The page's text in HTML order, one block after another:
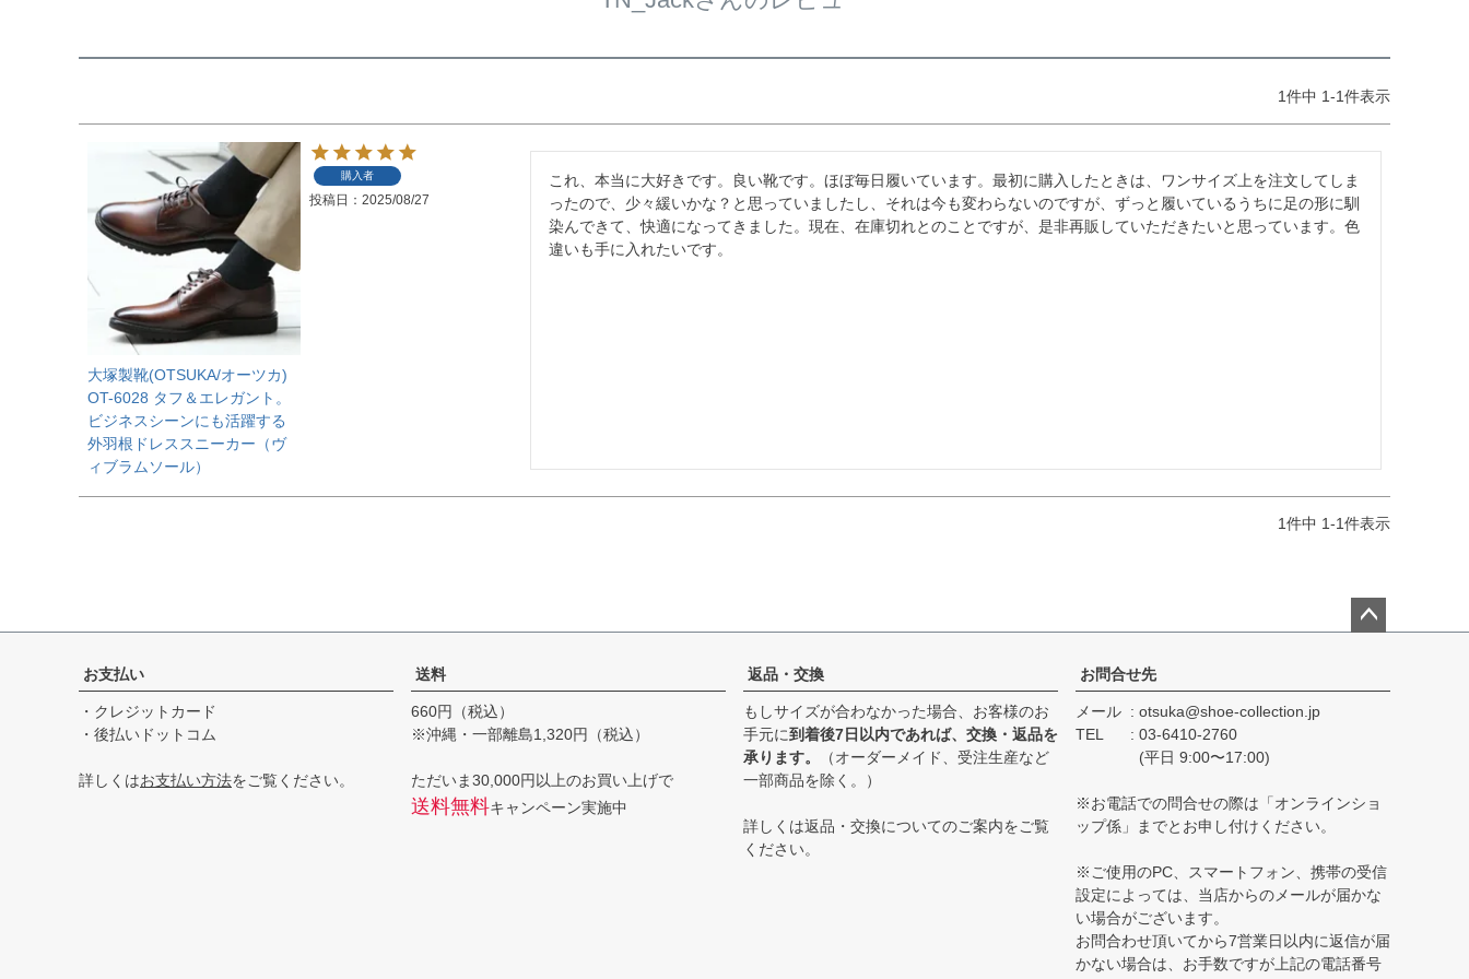
1件中 1-1件表示
大塚製靴(OTSUKA/オーツカ)
OT-6028 タフ＆エレガント。
ビジネスシーンにも活躍する
外羽根ドレススニーカー（ヴ
ィブラムソール）
購入者
投稿日 2025/08/27
これ、本当に大好きです。良い靴です。ほぼ毎日履いています。最初に購入したときは、ワンサイズ上を注文してしま
ったので、少々緩いかな？と思っていましたし、それは今も変わらないのですが、ずっと履いているうちに足の形に馴
染んできて、快適になってきました。現在、在庫切れとのことですが、是非再販していただきたいと思っています。色
違いも手に入れたいです。
1件中 1-1件表示
ップ
お支払い
・クレジットカード
・後払いドットコム
詳しくはお支払い方法をご覧ください。
送料
660円（税込）
※沖縄・一部離島1,320円（税込）
ただいま30,000円以上のお買い上げで
送料無料キャンペーン実施中
返品・交換
もしサイズが合わなかった場合、お客様のお
手元に到着後7日以内であれば、交換・返品を
承ります。
（オーダーメイド、受注生産など
一部商品を除く。）
詳しくは返品・交換についてのご案内をご覧
ください。
お問合せ先
メール
otsuka@shoe-collection.jp
TEL
03-6410-2760
(平日 9:00〜17:00)
※お電話での問合せの際は「オンラインショ
ップ係」までとお申し付けください。
※ご使用のPC、スマートフォン、携帯の受信
設定によっては、当店からのメールが届かな
い場合がございます。
お問合わせ頂いてから7営業日以内に返信が届
かない場合は、お手数ですが上記の電話番号